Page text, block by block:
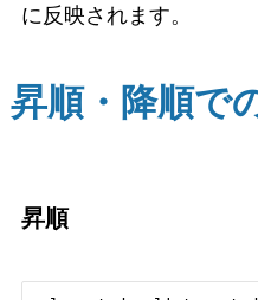
に反映されます。
昇順・降順で
昇順